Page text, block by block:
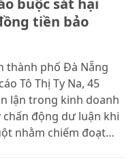
buộc sát hại
tiền bảo
thành phố Đà Nẵng
Tô Thị Ty Na, 45
lận trong kinh doanh
động dư luận khi
nhằm chiếm đoạt